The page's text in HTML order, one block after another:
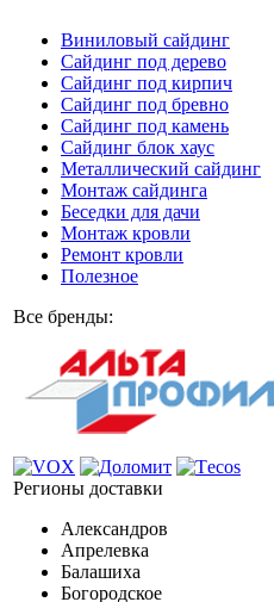
Виниловый сайдинг
Сайдинг под дерево
Сайдинг под кирпич
Сайдинг под бревно
Сайдинг под камень
Cайдинг блок хаус
Металлический сайдинг
Монтаж сайдинга
Беседки для дачи
Монтаж кровли
Ремонт кровли
Полезное
Все бренды:
Регионы доставки
Александров
Апрелевка
Балашиха
Богородское